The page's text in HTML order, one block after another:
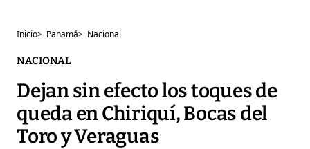
Inicio> Panamá> Nacional
NACIONAL
Dejan sin efecto los toques de
queda en Chiriquí, Bocas del
Toro y Veraguas